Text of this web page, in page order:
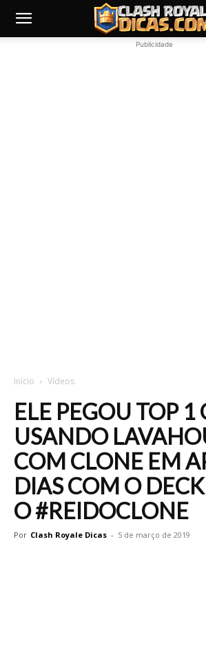
Publicidade
Início Vídeos
ELE PEGOU TOP 1
USANDO
COM CLONE EM
DIAS COM O
O #REIDOCLONE
Por Clash Royale Dicas - 5 de março de 2019